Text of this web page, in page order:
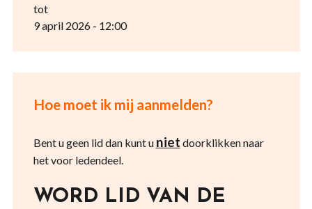
tot
9 april 2026 - 12:00
Hoe moet ik mij aanmelden?
Bent u geen lid dan kunt u niet doorklikken naar
het voor ledendeel.
WORD LID VAN DE